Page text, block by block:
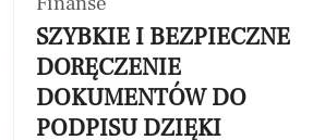
SZYBKIE I BEZPIECZNE
DORĘCZENIE
DOKUMENTÓW DO
PODPISU DZIĘKI